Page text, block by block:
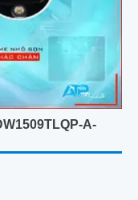
A-